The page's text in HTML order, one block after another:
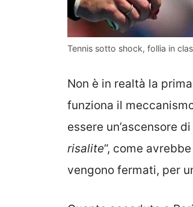
Tennis sotto shock, follia in
Non è in realtà la
funziona il
essere un’ascensore
risalite“, come
vengono fermati, per